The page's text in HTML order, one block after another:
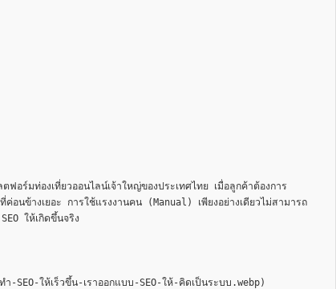
มท่องเที่ยวออนไลน์เจ้าใหญ่ของประเทศไทย เมื่อลูกค้าต้องการ
างเยอะ การใช้แรงงานคน (Manual) เพียงอย่างเดียวไม่สามารถ
ให้เกิดขึ้นจริง
ให้เร็วขึ้น-เราออกแบบ-SEO-ให้-คิดเป็นระบบ.webp)